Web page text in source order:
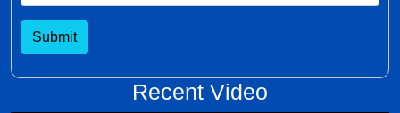
Submit
Recent Video